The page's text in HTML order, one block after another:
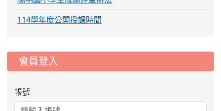
114學年度公開授課時間
::: 會員登入
帳號